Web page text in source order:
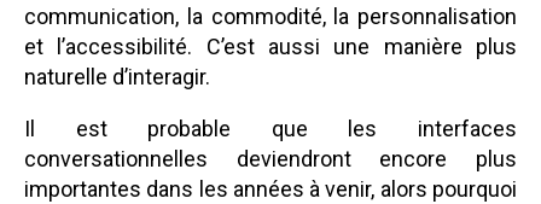
communication, la commodité, la personnalisation
et l’accessibilité. C’est aussi une manière plus
naturelle d’interagir.
Il est probable que les interfaces
conversationnelles deviendront encore plus
importantes dans les années à venir, alors pourquoi